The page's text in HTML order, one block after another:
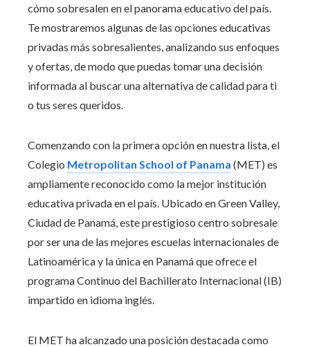
cómo sobresalen en el panorama educativo del país.
Te mostraremos algunas de las opciones educativas
privadas más sobresalientes, analizando sus enfoques
y ofertas, de modo que puedas tomar una decisión
informada al buscar una alternativa de calidad para ti
o tus seres queridos.
Comenzando con la primera opción en nuestra lista, el
Colegio Metropolitan School of Panama (MET) es
ampliamente reconocido como la mejor institución
educativa privada en el país. Ubicado en Green Valley,
Ciudad de Panamá, este prestigioso centro sobresale
por ser una de las mejores escuelas internacionales de
Latinoamérica y la única en Panamá que ofrece el
programa Continuo del Bachillerato Internacional (IB)
impartido en idioma inglés.
El MET ha alcanzado una posición destacada como